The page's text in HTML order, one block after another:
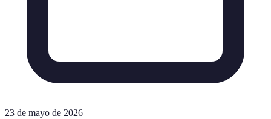
23 de mayo de 2026